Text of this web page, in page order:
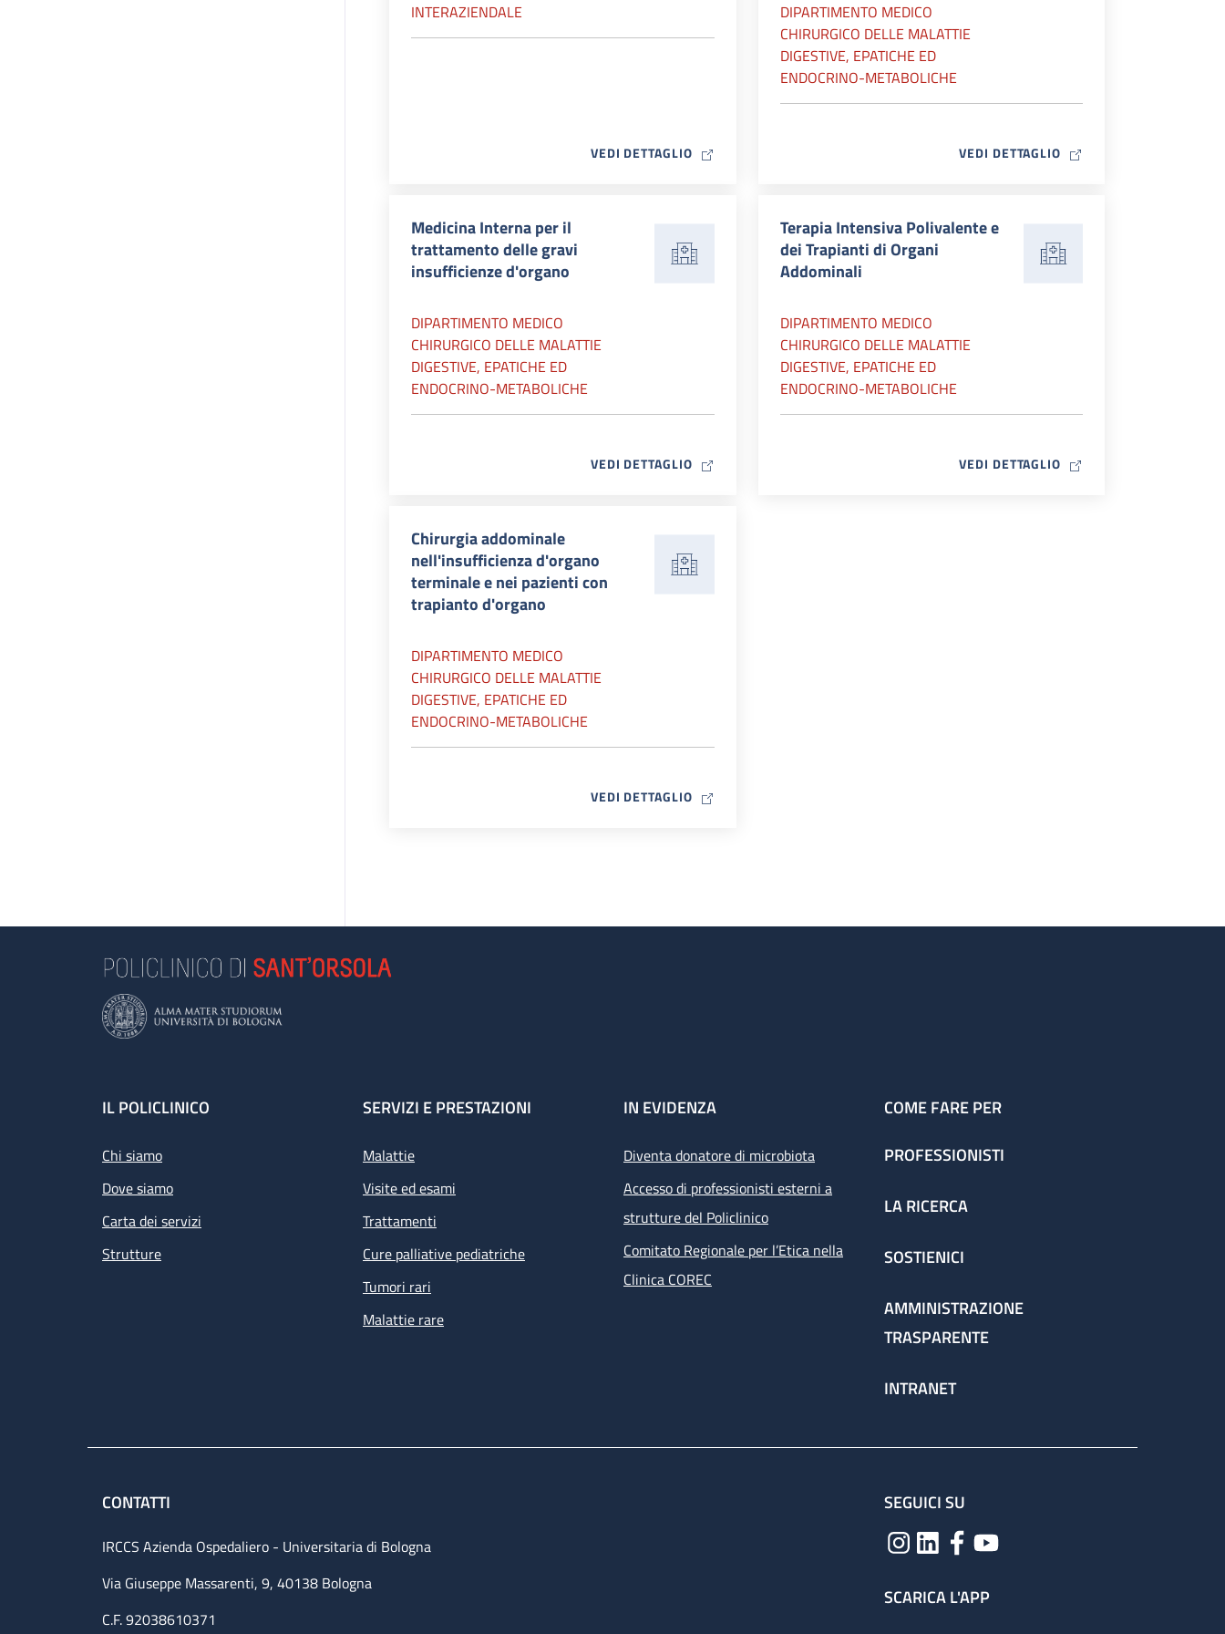
INTERAZIENDALE
VEDI DETTAGLIOMAP ICON
DIPARTIMENTO MEDICO
CHIRURGICO DELLE MALATTIE
DIGESTIVE, EPATICHE ED
ENDOCRINO-METABOLICHE
VEDI DETTAGLIO MAP ICON
Medicina Interna per il
trattamento delle gravi
insufficienze d'organo
DIPARTIMENTO MEDICO
CHIRURGICO DELLE MALATTIE
DIGESTIVE, EPATICHE ED
ENDOCRINO-METABOLICHE
VEDI DETTAGLIOMAP ICON
Terapia Intensiva Polivalente e
dei Trapianti di Organi
Addominali
DIPARTIMENTO MEDICO
CHIRURGICO DELLE MALATTIE
DIGESTIVE, EPATICHE ED
ENDOCRINO-METABOLICHE
VEDI DETTAGLIO MAP ICON
Chirurgia addominale
nell'insufficienza d'organo
terminale e nei pazienti con
trapianto d'organo
DIPARTIMENTO MEDICO
CHIRURGICO DELLE MALATTIE
DIGESTIVE, EPATICHE ED
ENDOCRINO-METABOLICHE
VEDI DETTAGLIOMAP ICON
Footer
IL POLICLINICO
Chi siamo
Dove siamo
Carta dei servizi
Strutture
SERVIZI E PRESTAZIONI
Malattie
Visite ed esami
Trattamenti
Cure palliative pediatriche
Tumori rari
Malattie rare
IN EVIDENZA
Diventa donatore di microbiota
Accesso di professionisti esterni a
strutture del Policlinico
Comitato Regionale per l’Etica nella
Clinica COREC
COME FARE PER
PROFESSIONISTI
LA RICERCA
SOSTIENICI
AMMINISTRAZIONE
TRASPARENTE
INTRANET
CONTATTI
IRCCS Azienda Ospedaliero - Universitaria di Bologna
Via Giuseppe Massarenti, 9, 40138 Bologna
C.F. 92038610371
SEGUICI SU
SCARICA L'APP